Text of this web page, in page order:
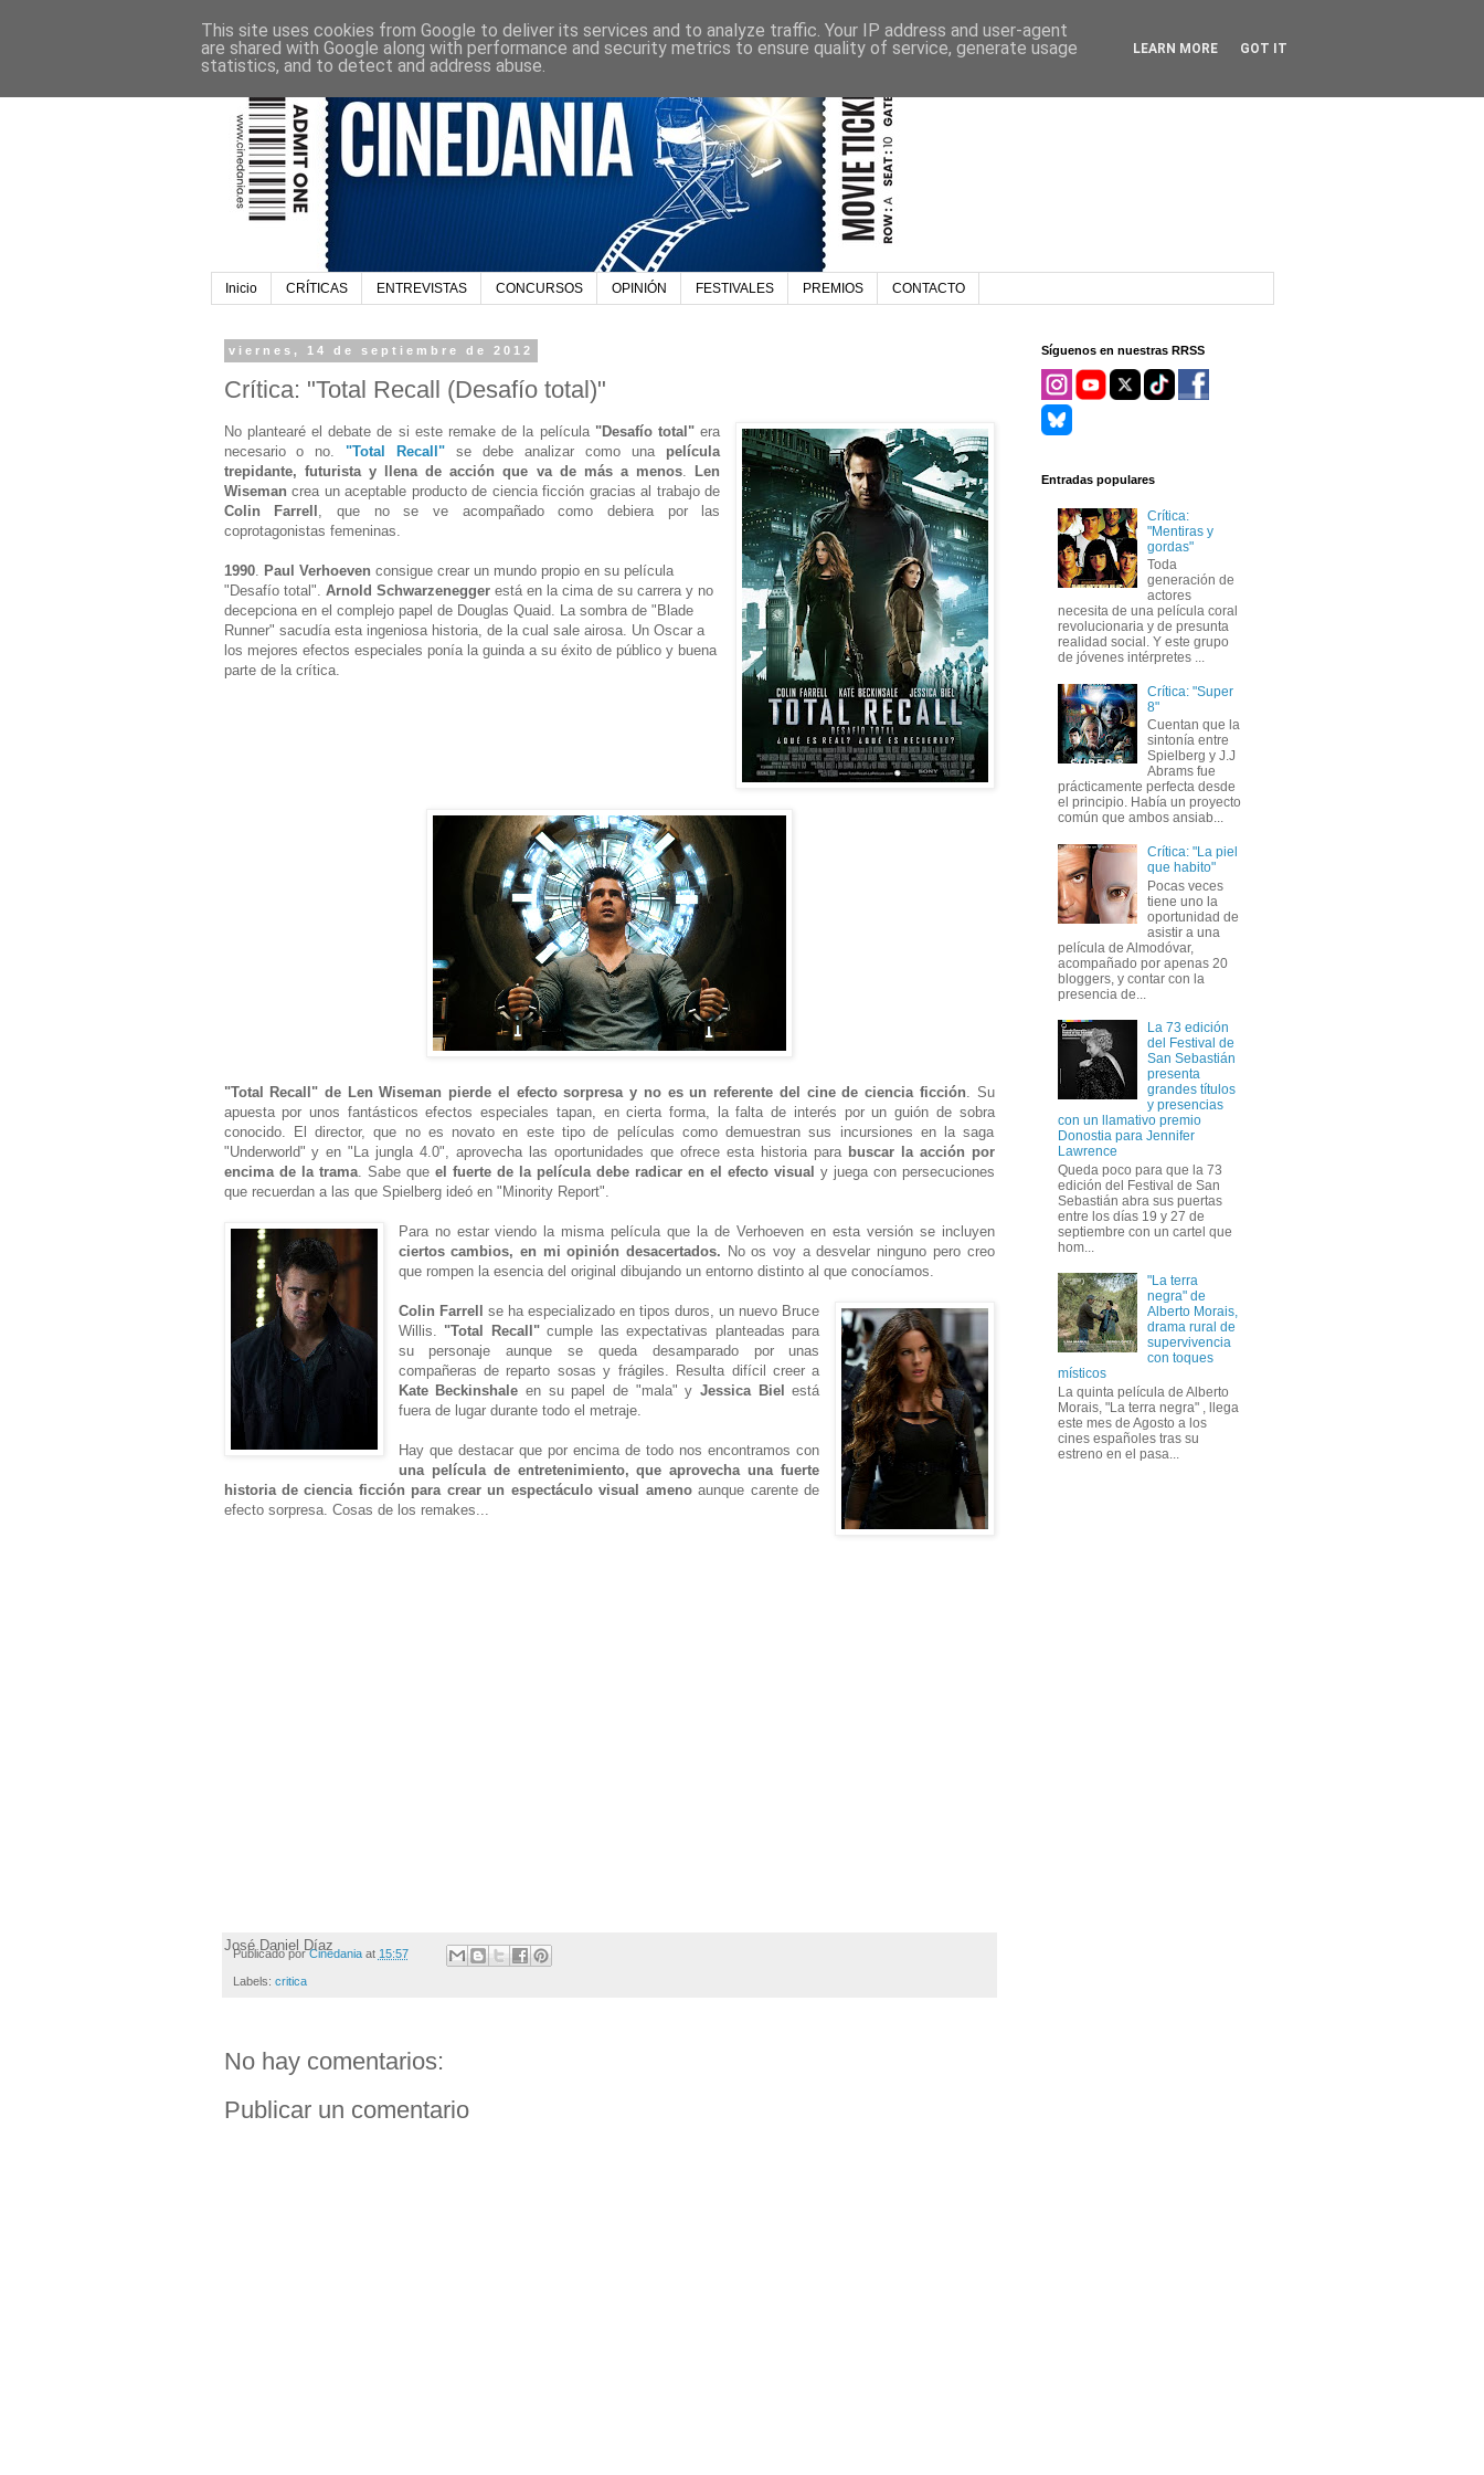
Inicio CRÍTICAS ENTREVISTAS CONCURSOS OPINIÓN FESTIVALES PREMIOS CONTACTO
viernes, 14 de septiembre de 2012
Crítica: "Total Recall (Desafío total)"
No plantearé el debate de si este remake de la película "Desafío total" era
necesario o no."Total Recall" se debe analizar como una película
trepidante, futurista y llena de acción que va de más a menos.
Len
Wisemancrea un aceptable producto de ciencia ficción gracias al trabajo de
Colin Farrell , que no se ve acompañado como debiera por las
coprotagonistas femeninas.
1990. Paul Verhoeven consigue crear un mundo propio en su película
"Desafío total". Arnold Schwarzeneggerestá en la cima de su carrera y no
decepciona en el complejo papel de Douglas Quaid. La sombra de "Blade
Runner" sacudía esta ingeniosa historia, de la cual sale airosa. Un Oscar a
los mejores efectos especiales ponía la guinda a su éxito de público y buena
parte de la crítica.
"Total Recall" de Len Wiseman pierde el efecto sorpresa y no es un referente del cine de ciencia ficción. Su
apuesta por unos fantásticos efectos especiales tapan, en cierta forma, la falta de interés por un guión de sobra
conocido. El director, que no es novato en este tipo de películas como demuestran sus incursiones en la saga
"Underworld" y en "La jungla 4.0", aprovecha las oportunidades que ofrece esta historia para buscar la acción por
encima de la trama. Sabe que el fuerte de la película debe radicar en el efecto visual y juega con persecuciones
que recuerdan a las que Spielberg ideó en "Minority Report".
Para no estar viendo la misma película que la de Verhoeven en esta versión se incluyen
ciertos cambios, en mi opinión desacertados. No os voy a desvelar ninguno pero creo
que rompen la esencia del original dibujando un entorno distinto al que conocíamos.
Colin Farrell
se ha especializado en tipos duros, un nuevo Bruce
Willis. "Total Recall"cumple las expectativas planteadas para
su personaje aunque se queda desamparado por unas
compañeras de reparto sosas y frágiles. Resulta difícil creer a
Kate Beckinshale en su papel de "mala" y Jessica Biel
está
fuera de lugar durante todo el metraje.
Hay que destacar que por encima de todo nos encontramos con
una película de entretenimiento, que aprovecha una fuerte
historia de ciencia ficción para crear un espectáculo visual amenoaunque carente de
efecto sorpresa. Cosas de los remakes...
José Daniel Díaz
Publicado porCinedania at 15:57
Labels: critica
No hay comentarios:
Publicar un comentario
Síguenos en nuestras RRSS
Entradas populares
Crítica:
"Mentiras y
gordas"
Toda
generación de
actores
necesita de una película coral
revolucionaria y de presunta
realidad social. Y este grupo
de jóvenes intérpretes ...
Crítica: "Super
8"
Cuentan que la
sintonía entre
Spielberg y J.J
Abrams fue
prácticamente perfecta desde
el principio. Había un proyecto
común que ambos ansiab...
Crítica: "La piel
que habito"
Pocas veces
tiene uno la
oportunidad de
asistir a una
película de Almodóvar,
acompañado por apenas 20
bloggers, y contar con la
presencia de...
La 73 edición
del Festival de
San Sebastián
presenta
grandes títulos
y presencias
con un llamativo premio
Donostia para Jennifer
Lawrence
Queda poco para que la 73
edición del Festival de San
Sebastián abra sus puertas
entre los días 19 y 27 de
septiembre con un cartel que
hom...
"La terra
negra" de
Alberto Morais,
drama rural de
supervivencia
con toques
místicos
La quinta película de Alberto
Morais, "La terra negra" , llega
este mes de Agosto a los
cines españoles tras su
estreno en el pasa...
This site uses cookies from Google to deliver its services and to analyze traffic. Your IP address and user-agent
are shared with Google along with performance and security metrics to ensure quality of service, generate usage
statistics, and to detect and address abuse.
LEARN MORE GOT IT